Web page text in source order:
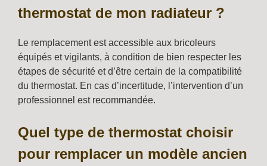
thermostat de mon radiateur ?
Le remplacement est accessible aux bricoleurs
équipés et vigilants, à condition de bien respecter les
étapes de sécurité et d’être certain de la compatibilité
du thermostat. En cas d’incertitude, l’intervention d’un
professionnel est recommandée.
Quel type de thermostat choisir
pour remplacer un modèle ancien